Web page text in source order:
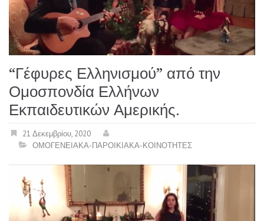
“Γέφυρες Ελληνισμού” από την
Ομοσπονδία Ελλήνων
Εκπαιδευτικών Αμερικής.
21 Δεκεμβρίου, 2020
ΟΜΟΓΕΝΕΙΑΚΑ-ΠΑΡΟΙΚΙΑΚΑ-ΚΟΙΝΟΤΗΤΕΣ